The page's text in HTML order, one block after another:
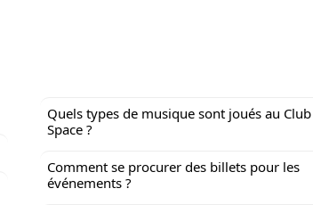
Quels types de musique sont joués au Club
Space ?
Comment se procurer des billets pour les
événements ?